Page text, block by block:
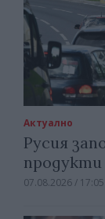
Актуално
Русия
07.08.2026 / 17:05